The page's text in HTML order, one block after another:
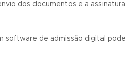
dos documentos e a assinatura
software de admissão digital pode